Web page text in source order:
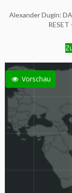
Alexander Dugin:
Vorschau